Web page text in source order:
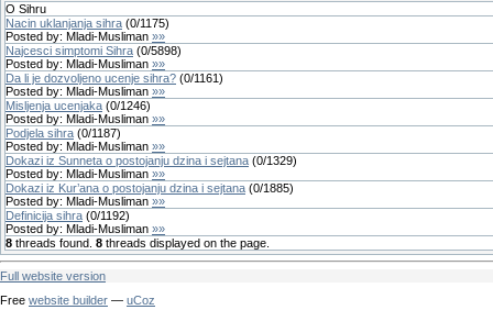
O Sihru
Nacin uklanjanja sihra (0/1175)
Posted by: Mladi-Musliman »»
Najcesci simptomi Sihra (0/5898)
Posted by: Mladi-Musliman »»
Da li je dozvoljeno ucenje sihra? (0/1161)
Posted by: Mladi-Musliman »»
Misljenja ucenjaka (0/1246)
Posted by: Mladi-Musliman »»
Podjela sihra (0/1187)
Posted by: Mladi-Musliman »»
Dokazi iz Sunneta o postojanju dzina i sejtana (0/1329)
Posted by: Mladi-Musliman »»
Dokazi iz Kur’ana o postojanju dzina i sejtana (0/1885)
Posted by: Mladi-Musliman »»
Definicija sihra (0/1192)
Posted by: Mladi-Musliman »»
8 threads found. 8 threads displayed on the page.
Full website version
Free website builder — uCoz